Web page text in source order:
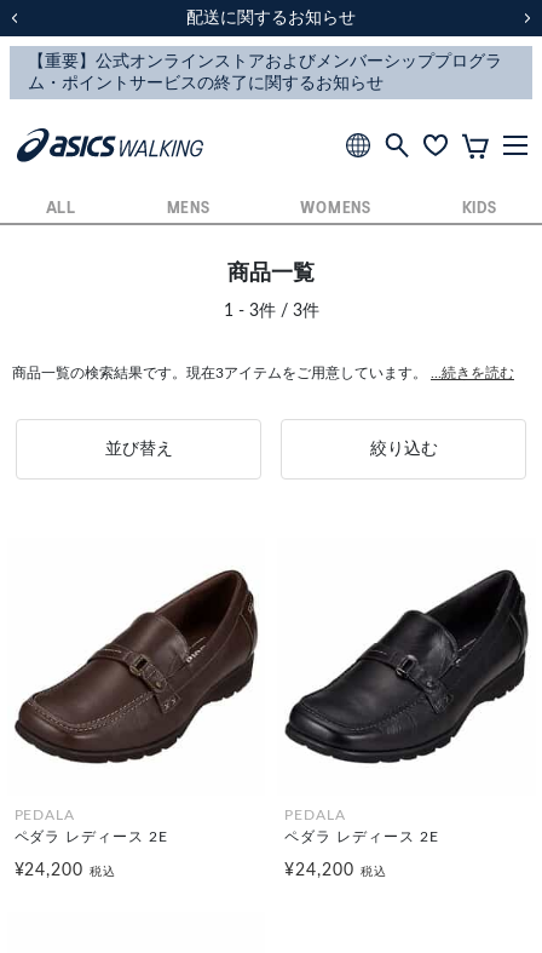
スクスク（SUKU2）価格改定のお知らせ
配送に関するお知らせ
スクスク（SUKU2）価格改定のお知らせ
配送に関するお知らせ
ALL MENS WOMENS KIDS
商品一覧
1 - 3件 / 3件
商品一覧の検索結果です。現在3アイテムをご用意しています。 ...続きを読む
並び替え 絞り込む
PEDALA
ペダラ レディース 2E
¥24,200税込
PEDALA
ペダラ レディース 2E
¥24,200 税込